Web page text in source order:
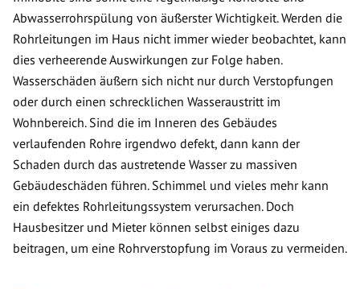
Abwasserrohrspülung von äußerster Wichtigkeit. Werden die
Rohrleitungen im Haus nicht immer wieder beobachtet, kann
dies verheerende Auswirkungen zur Folge haben.
Wasserschäden äußern sich nicht nur durch Verstopfungen
oder durch einen schrecklichen Wasseraustritt im
Wohnbereich. Sind die im Inneren des Gebäudes
verlaufenden Rohre irgendwo defekt, dann kann der
Schaden durch das austretende Wasser zu massiven
Gebäudeschäden führen. Schimmel und vieles mehr kann
ein defektes Rohrleitungssystem verursachen. Doch
Hausbesitzer und Mieter können selbst einiges dazu
beitragen, um eine Rohrverstopfung im Voraus zu vermeiden.